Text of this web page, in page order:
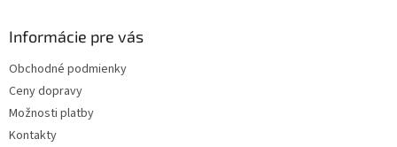
Informácie pre vás
Obchodné podmienky
Ceny dopravy
Možnosti platby
Kontakty